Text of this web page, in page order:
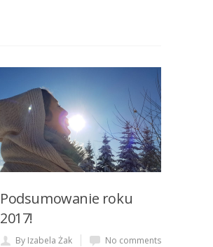
Podsumowanie roku
2017!
By Izabela Żak
No comments